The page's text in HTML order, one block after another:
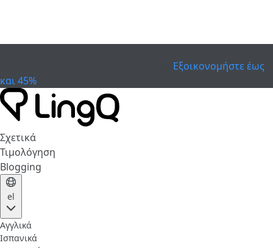
Εξοικονομήστε έως
και 45%
Σχετικά
Τιμολόγηση
Blogging
el
Αγγλικά
Ισπανικά